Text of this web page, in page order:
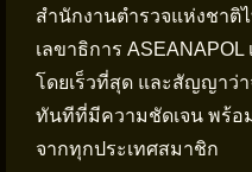
สำนักงานตำรวจแห่งชาติ
เลขาธิการ
โดยเร็วที่สุด และสัญญาว่
ทันทีที่มีความชัดเจน พร้อ
จากทุกประเทศสมาชิก